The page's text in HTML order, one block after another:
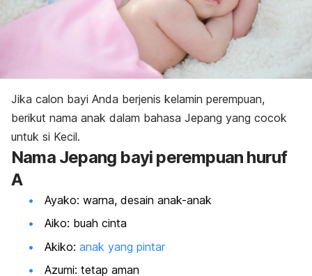
Jika calon bayi Anda berjenis kelamin perempuan,
berikut nama anak dalam bahasa Jepang yang cocok
untuk si Kecil.
Nama Jepang bayi perempuan huruf
A
Ayako: warna, desain anak-anak
Aiko: buah cinta
Akiko: anak yang pintar
Azumi: tetap aman